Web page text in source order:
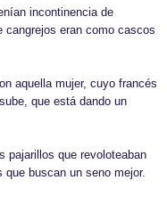
incontinencia de
cangrejos eran como cascos
aquella mujer, cuyo francés
que está dando un
pajarillos que revoloteaban
buscan un seno mejor.